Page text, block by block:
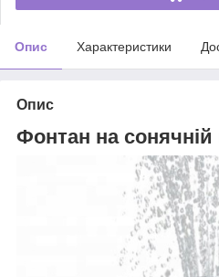
Опис Характеристики
Опис
Фонтан на сонячній